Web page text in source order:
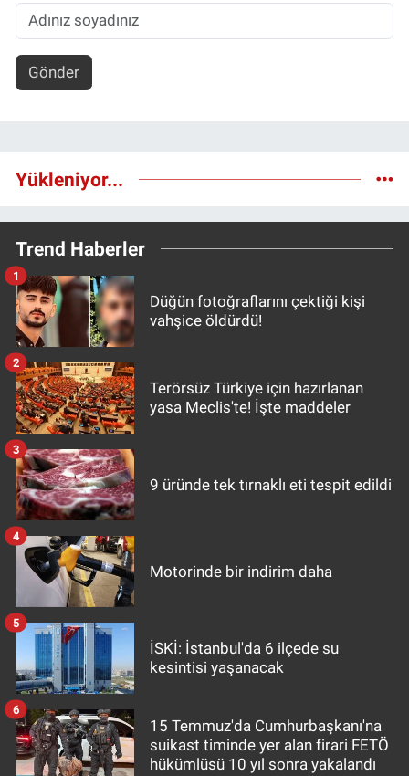
Gönder
Yükleniyor...
Trend Haberler
Düğün fotoğraflarını çektiği kişi
vahşice öldürdü!
1
Terörsüz Türkiye için hazırlanan
yasa Meclis'te! İşte maddeler
2
9 üründe tek tırnaklı eti tespit edildi
3
Motorinde bir indirim daha
4
İSKİ: İstanbul'da 6 ilçede su
kesintisi yaşanacak
5
15 Temmuz'da Cumhurbaşkanı'na
suikast timinde yer alan firari FETÖ
hükümlüsü 10 yıl sonra yakalandı
6